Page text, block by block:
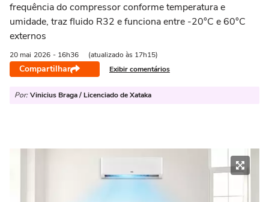
frequência do compressor conforme temperatura e
umidade, traz fluido R32 e funciona entre -20°C e 60°C
externos
20 mai 2026 - 16h36 (atualizado às 17h15)
Compartilhar Exibir comentários
Por: Vinicius Braga / Licenciado de Xataka